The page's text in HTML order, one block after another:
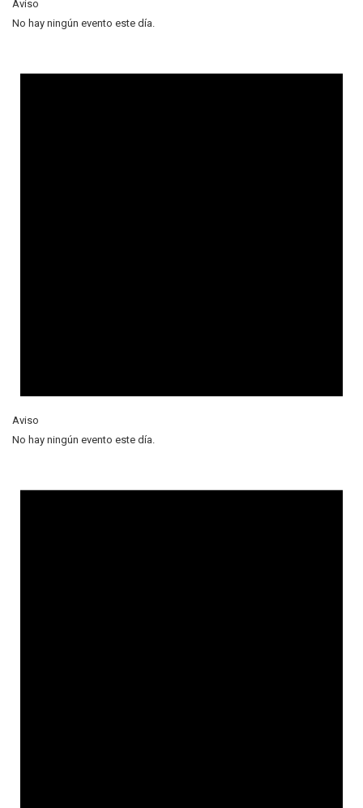
Aviso
No hay ningún evento este día.
Aviso
No hay ningún evento este día.